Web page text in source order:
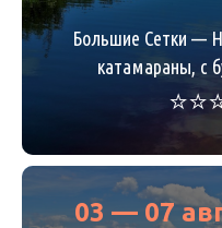
Большие Сетки —
катамараны, с
03 — 07